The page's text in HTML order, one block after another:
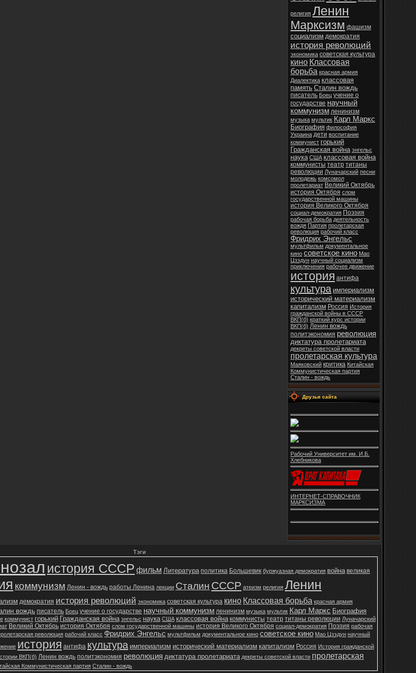
религия Ленин
Марксизм фашизм
социализм демократия
история революций
экономика советская культура
кино Классовая
борьба красная армия
Диалектика классовая
память Сталин вождь
писатель Боец учение о
государстве научный
коммунизм ленинизм
музыка мультик Карл Маркс
Биография философия
Украина дети воспитание
коммунист горький
Гражданская война энгельс
наука США классовая война
коммунисты театр титаны
революции Луначарский песни
молодежь комсомол
пролетариат Великий Октябрь
история Октября слом
государственной машины
история Великого Октября
социал-демократия Поэзия
рабочая борьба деятельность
вождя Партия пролетарская
революция рабочий класс
Фридрих Энгельс
мультфильм документальное
кино советское кино Мао
Цзэдун научный социализм
приключения рабочее движение
история антифа
культура империализм
исторический материализм
капитализм Россия История
гражданской войны в СССР
ВКП(б) краткий курс истории
ВКП(б) Ленин вождь
политэкономия революция
диктатура пролетариата
декреты советской власти
пролетарская культура
Маяковский критика Китайская
Коммунистическая партия
Сталин - вождь
Друзья сайта
Рабочий Университет им. И.Б.
Хлебникова
ИНТЕРНЕТ-СПРАВОЧНИК
МАРКСИЗМА
Тэги
история СССРфильм Литература политика Большевик буржуазная демократия война великая
коммунизм Ленин - вождь работы Ленина лекции Сталин СССР атеизм религия Ленин
демократия история революций экономика советская культура киноКлассовая борьба красная армия
вождь писатель Боец учение о государстве научный коммунизм ленинизм музыка мультик Карл Маркс Биография
коммунист горький Гражданская война энгельс наука США классовая война коммунисты театр титаны революции Луначарский
Великий Октябрь история Октября слом государственной машины история Великого Октября социал-демократия Поэзия рабочая
революция рабочий класс Фридрих Энгельс мультфильм документальное кино советское кино Мао Цзэдун научный
история антифа культура империализм исторический материализм капитализм Россия История гражданской
ВКП(б) Ленин вождь политэкономия революция диктатура пролетариата декреты советской власти пролетарская
Коммунистическая партия Сталин - вождь